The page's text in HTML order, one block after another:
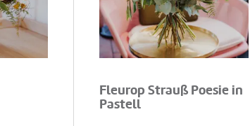
Fleurop Strauß Poesie in
Pastell